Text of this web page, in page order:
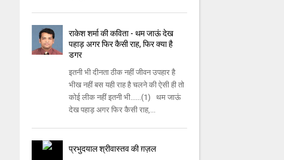
राकेश शर्मा की कविता - थम जाऊं देख
पहाड़ अगर फिर कैसी राह, फिर क्या है
डगर
इतनी भी दीनता ठीक नहीं जीवन उपहार है
भीख नहीं बस यही राह है चलने की ऐसी ही तो
कोई लीक नहीं इतनी भी......(1) थम जाऊं
देख पहाड़ अगर फिर कैसी राह,...
प्रभुदयाल श्रीवास्तव की ग़ज़ल